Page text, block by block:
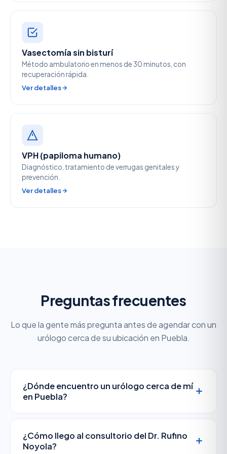
Vasectomía sin bisturí
Método ambulatorio en menos de 30 minutos, con
recuperación rápida.
Ver detalles
VPH (papiloma humano)
Diagnóstico, tratamiento de verrugas genitales y
prevención.
Ver detalles
Preguntas frecuentes
Lo que la gente más pregunta antes de agendar con un
urólogo cerca de su ubicación en Puebla.
¿Dónde encuentro un urólogo cerca de mí
en Puebla?
ElDr. Rufino Noyolaatiende en elHospital
Ángeles Puebla, Torre de Especialidades,
Consultorio 3305, en Av. Kepler 2143, Reserva
¿Cómo llego al consultorio del Dr. Rufino
Noyola?